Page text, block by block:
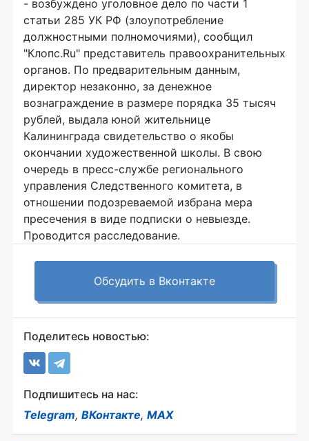
- возбуждено уголовное дело по части 1
статьи 285 УК РФ (злоупотребление
должностными полномочиями), сообщил
"Клопс.Ru" представитель правоохранительных
органов. По предварительным данным,
директор незаконно, за денежное
вознаграждение в размере порядка 35 тысяч
рублей, выдала юной жительнице
Калининграда свидетельство о якобы
окончании художественной школы. В свою
очередь в пресс-службе регионального
управления Следственного комитета, в
отношении подозреваемой избрана мера
пресечения в виде подписки о невыезде.
Проводится расследование.
Обсудить в Вконтакте
Поделитесь новостью:
Подпишитесь на нас:
Telegram, ВКонтакте, MAX